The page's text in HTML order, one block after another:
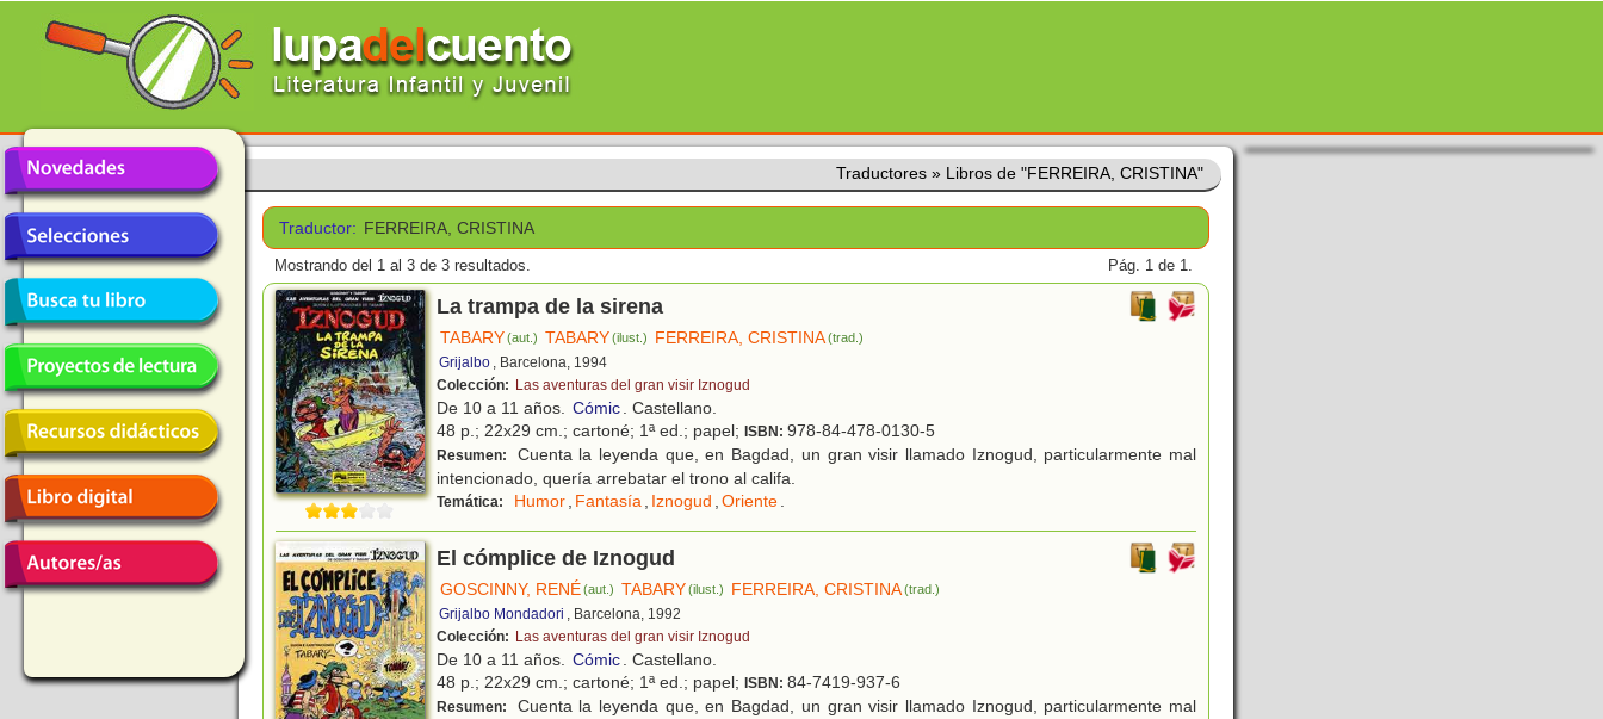
Traductores » Libros de "FERREIRA, CRISTINA"
Traductor: FERREIRA, CRISTINA
Mostrando del 1 al 3 de 3 resultados. Pág. 1 de 1.
La trampa de la sirena
TABARY(aut.) TABARY(ilust.) FERREIRA, CRISTINA(trad.)
Grijalbo , Barcelona, 1994
Colección: Las aventuras del gran visir Iznogud
De 10 a 11 años. Cómic. Castellano.
48 p.; 22x29 cm.; cartoné; 1ª ed.; papel; ISBN: 978-84-478-0130-5
Resumen:
Cuenta la leyenda que, en Bagdad, un gran visir llamado Iznogud, particularmente mal
intencionado, quería arrebatar el trono al califa.
Temática: Humor, Fantasía, Iznogud ,Oriente.
El cómplice de Iznogud
GOSCINNY, RENÉ(aut.) TABARY(ilust.) FERREIRA, CRISTINA(trad.)
Grijalbo Mondadori , Barcelona, 1992
Colección: Las aventuras del gran visir Iznogud
De 10 a 11 años. Cómic. Castellano.
48 p.; 22x29 cm.; cartoné; 1ª ed.; papel; ISBN: 84-7419-937-6
Resumen:
Cuenta la leyenda que, en Bagdad, un gran visir llamado Iznogud, particularmente mal